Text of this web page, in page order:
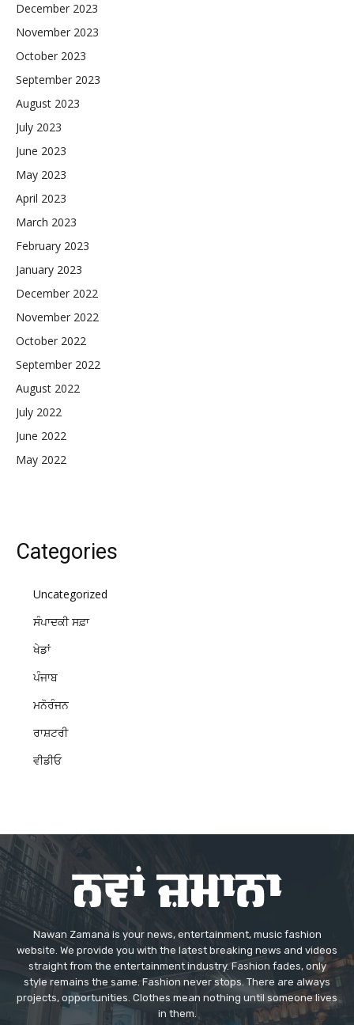
December 2023
November 2023
October 2023
September 2023
August 2023
July 2023
June 2023
May 2023
April 2023
March 2023
February 2023
January 2023
December 2022
November 2022
October 2022
September 2022
August 2022
July 2022
June 2022
May 2022
Categories
Uncategorized
ਸੰਪਾਦਕੀ ਸਫ਼ਾ
ਖੇਡਾਂ
ਪੰਜਾਬ
ਮਨੋਰੰਜਨ
ਰਾਸ਼ਟਰੀ
ਵੀਡੀਓ
Nawan Zamana is your news, entertainment, music fashion
website. We provide you with the latest breaking news and videos
straight from the entertainment industry. Fashion fades, only
style remains the same. Fashion never stops. There are always
projects, opportunities. Clothes mean nothing until someone lives
in them.